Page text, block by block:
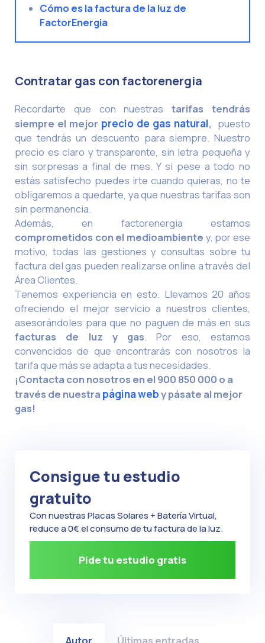
Cómo es la factura de la luz de
FactorEnergia
Contratar gas con factorenergia
Recordarte que con nuestrastarifas tendrás
siempre el mejor precio de gas natural, puesto
que tendrás un descuento para siempre. Nuestro
precio es claro y transparente, sin letra pequeña y
sin sorpresas a final de mes. Y si pese a todo no
estás satisfecho puedes irte cuando quieras, no te
obligaremos a quedarte, ya que nuestras tarifas son
sin permanencia.
Además, en factorenergia estamos
comprometidos con el medioambiente y, por ese
motivo, todas las gestiones y consultas sobre tu
factura del gas pueden realizarse online a través del
Área Clientes.
Tenemos experiencia en esto. Llevamos 20 años
ofreciendo el mejor servicio a nuestros clientes,
asesorándoles para que no paguen de más en sus
facturas de luz y gas. Por eso, estamos
convencidos de que encontrarás con nosotros la
tarifa que más se adapta a tus necesidades.
¡Contacta con nosotros en el 900 850 000 o a
través de nuestra página weby pásate al mejor
gas!
Consigue tu estudio
gratuito
Con nuestras Placas Solares + Batería Virtual,
reduce a 0€ el consumo de tu factura de la luz.
Pide tu estudio gratis
Autor Últimas entradas